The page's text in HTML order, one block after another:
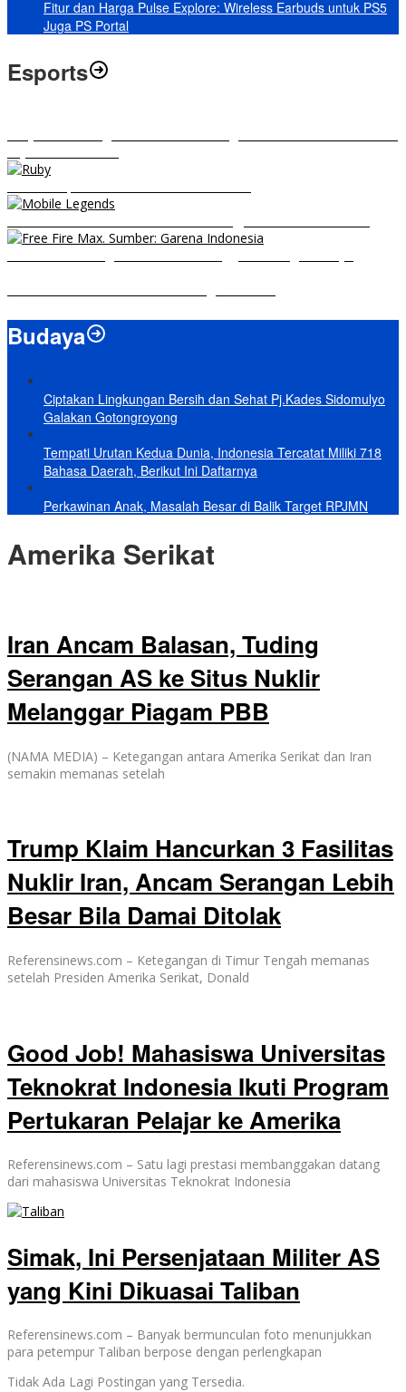
Fitur dan Harga Pulse Explore: Wireless Earbuds untuk PS5
Juga PS Portal
Esports
Budaya
Ciptakan Lingkungan Bersih dan Sehat Pj.Kades Sidomulyo
Galakan Gotongroyong
Tempati Urutan Kedua Dunia, Indonesia Tercatat Miliki 718
Bahasa Daerah, Berikut Ini Daftarnya
Perkawinan Anak, Masalah Besar di Balik Target RPJMN
Amerika Serikat
Iran Ancam Balasan, Tuding
Serangan AS ke Situs Nuklir
Melanggar Piagam PBB
(NAMA MEDIA) – Ketegangan antara Amerika Serikat dan Iran
semakin memanas setelah
Trump Klaim Hancurkan 3 Fasilitas
Nuklir Iran, Ancam Serangan Lebih
Besar Bila Damai Ditolak
Referensinews.com – Ketegangan di Timur Tengah memanas
setelah Presiden Amerika Serikat, Donald
Good Job! Mahasiswa Universitas
Teknokrat Indonesia Ikuti Program
Pertukaran Pelajar ke Amerika
Referensinews.com – Satu lagi prestasi membanggakan datang
dari mahasiswa Universitas Teknokrat Indonesia
Simak, Ini Persenjataan Militer AS
yang Kini Dikuasai Taliban
Referensinews.com – Banyak bermunculan foto menunjukkan
para petempur Taliban berpose dengan perlengkapan
Tidak Ada Lagi Postingan yang Tersedia.